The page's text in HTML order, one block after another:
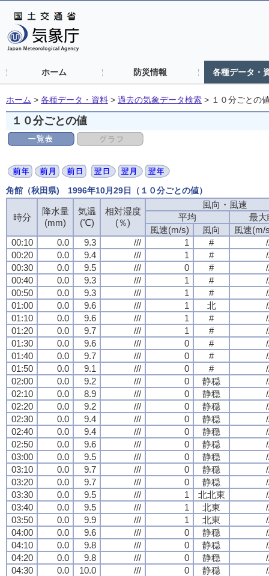
ホーム 防災情報 各種データ・
ホーム > 各種データ・資料 > 過去の気象データ検索 > １０分ごとの
１０分ごとの値
角館（秋田県) 1996年10月29日（１０分ごとの値）
時分
降水量
(mm)
気温
(℃)
相対湿度
(％)
風向・風速
平均
最大
風速(m/s)
風向
風速(m/
00:10
0.0 9.3 /// 1 #
00:20
0.0 9.4 /// 1 #
00:30
0.0 9.5 /// 0 #
00:40
0.0 9.3 /// 1 #
00:50
0.0 9.3 /// 1 #
01:00
0.0 9.6 /// 1 北
01:10
0.0 9.6 /// 1 #
01:20
0.0 9.7 /// 1 #
01:30
0.0 9.6 /// 0 #
01:40
0.0 9.7 /// 0 #
01:50
0.0 9.1 /// 0 #
02:00
0.0 9.2 /// 0 静穏
02:10
0.0 8.9 /// 0 静穏
02:20
0.0 9.2 /// 0 静穏
02:30
0.0 9.4 /// 0 静穏
02:40
0.0 9.4 /// 0 静穏
02:50
0.0 9.6 /// 0 静穏
03:00
0.0 9.5 /// 0 静穏
03:10
0.0 9.7 /// 0 静穏
03:20
0.0 9.7 /// 0 静穏
03:30
0.0 9.5 /// 1 北北東
03:40
0.0 9.5 /// 1 北東
03:50
0.0 9.9 /// 1 北東
04:00
0.0 9.6 /// 0 静穏
04:10
0.0 9.8 /// 0 静穏
04:20
0.0 9.8 /// 0 静穏
04:30
0.0 10.0 /// 0 静穏